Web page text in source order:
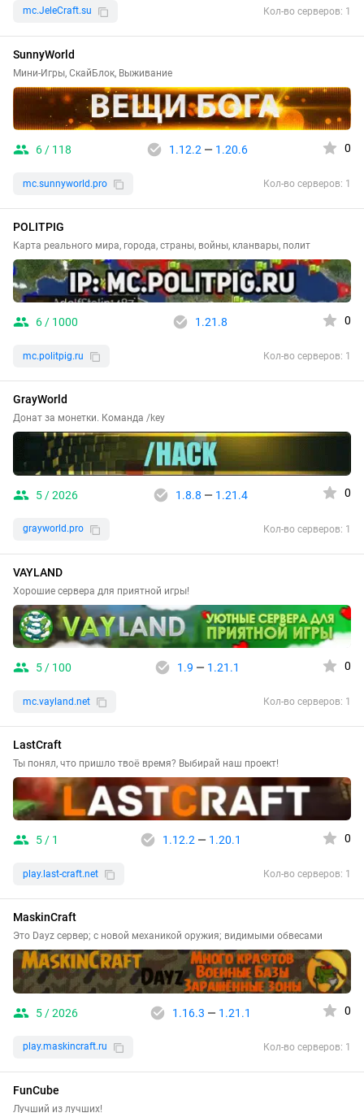
mc.JeleCraft.su Кол-во серверов: 1
SunnyWorld
Мини-Игры, СкайБлок, Выживание
6 / 118 1.12.2 — 1.20.6 0
mc.sunnyworld.pro Кол-во серверов: 1
POLITPIG
Карта реального мира, города, страны, войны, кланвары, полит
6 / 1000 1.21.8 0
mc.politpig.ru Кол-во серверов: 1
GrayWorld
Донат за монетки. Команда /key
5 / 2026 1.8.8 — 1.21.4 0
grayworld.pro Кол-во серверов: 1
VAYLAND
Хорошие сервера для приятной игры!
5 / 100 1.9 — 1.21.1 0
mc.vayland.net Кол-во серверов: 1
LastCraft
Ты понял, что пришло твоё время? Выбирай наш проект!
5 / 1 1.12.2— 1.20.1 0
play.last-craft.net Кол-во серверов: 1
MaskinCraft
Это Dayz сервер; с новой механикой оружия; видимыми обвесами
5 / 2026 1.16.3 — 1.21.1 0
play.maskincraft.ru Кол-во серверов: 1
FunCube
Лучший из лучших!